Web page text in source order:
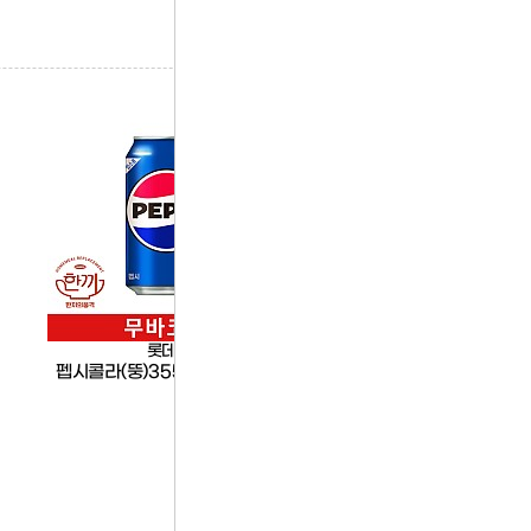
롯데칠성
펩시콜라(뚱)355ml캔(무바코드)